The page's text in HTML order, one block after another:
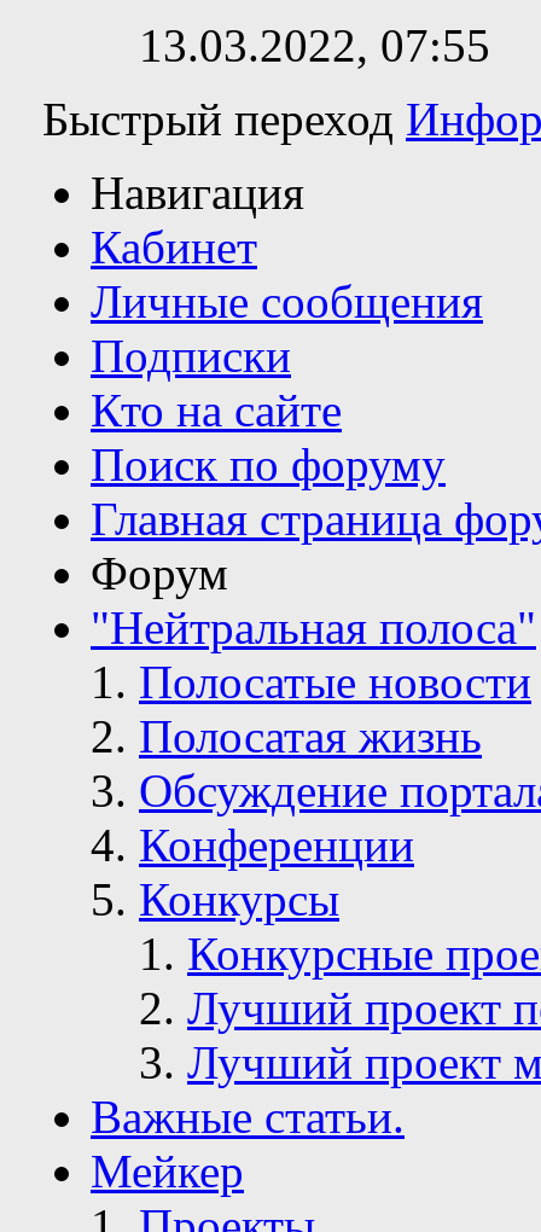
13.03.2022, 07:55
Быстрый переход
Навигация
Кабинет
Личные сообщения
Подписки
Кто на сайте
Поиск по форуму
Главная страница
Форум
"Нейтральная полоса"
Полосатые новости
Полосатая жизнь
Обсуждение
Конференции
Конкурсы
Конкурсные
Лучший проект
Лучший проект
Важные статьи.
Мейкер